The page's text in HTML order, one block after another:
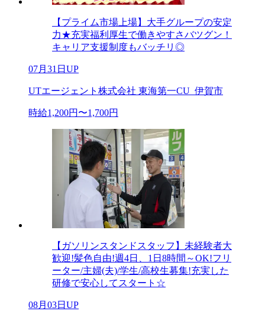
【プライム市場上場】大手グループの安定
力★充実福利厚生で働きやすさバツグン！
キャリア支援制度もバッチリ◎
07月31日UP
UTエージェント株式会社 東海第一CU_伊賀市
時給1,200円〜1,700円
【ガソリンスタンドスタッフ】未経験者大
歓迎!髪色自由!週4日、1日8時間～OK!フリ
ーター/主婦(夫)/学生/高校生募集!充実した
研修で安心してスタート☆
08月03日UP